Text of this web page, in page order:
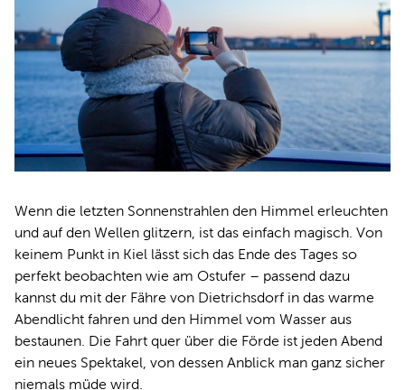
Wenn die letzten Sonnenstrahlen den Himmel erleuchten
und auf den Wellen glitzern, ist das einfach magisch. Von
keinem Punkt in Kiel lässt sich das Ende des Tages so
perfekt beobachten wie am Ostufer – passend dazu
kannst du mit der Fähre von Dietrichsdorf in das warme
Abendlicht fahren und den Himmel vom Wasser aus
bestaunen. Die Fahrt quer über die Förde ist jeden Abend
ein neues Spektakel, von dessen Anblick man ganz sicher
niemals müde wird.